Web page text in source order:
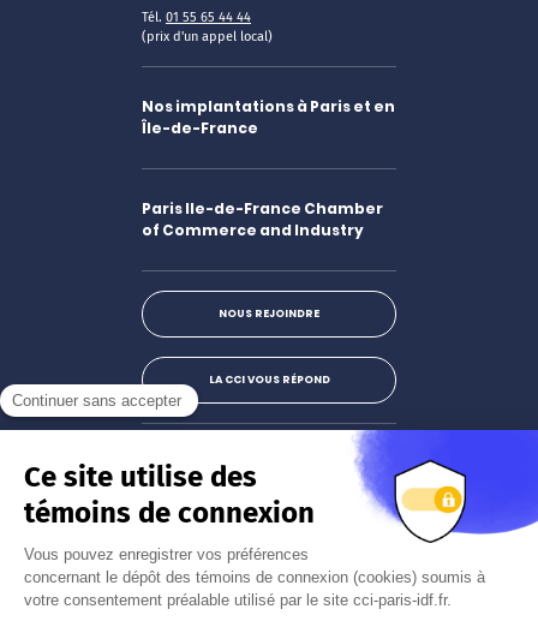
Tél. 01 55 65 44 44
(prix d'un appel local)
Nos implantations à Paris et en
Île-de-France
Paris Ile-de-France Chamber
of Commerce and Industry
NOUS REJOINDRE
LA CCI VOUS RÉPOND
Instagram
S'abonner à la newsletter